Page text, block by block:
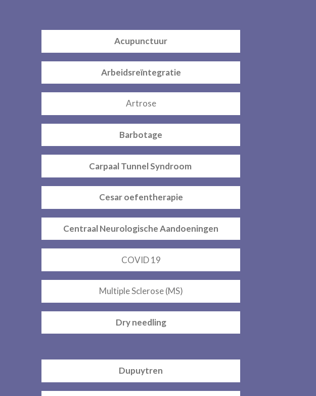
Acupunctuur
Arbeidsreïntegratie
Artrose
Barbotage
Carpaal Tunnel Syndroom
Cesar oefentherapie
Centraal Neurologische Aandoeningen
COVID 19
Multiple Sclerose (MS)
Dry needling
Dupuytren